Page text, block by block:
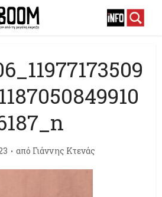
από Γιάννης Κτενάς